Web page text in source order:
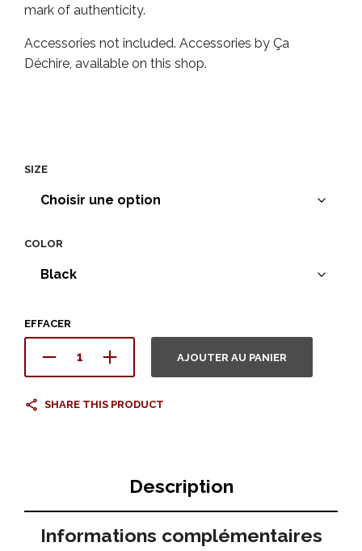
mark of authenticity.
Accessories not included. Accessories by Ça
Déchire, available on this shop.
SIZE
COLOR
EFFACER
AJOUTER AU PANIER
SHARE THIS PRODUCT
Description
Informations complémentaires